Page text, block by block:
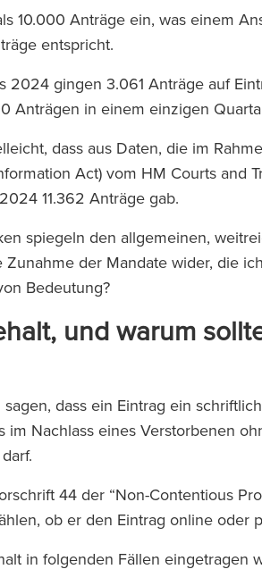
10.000 Anträge ein, was einem
entspricht.
2024 gingen 3.061 Anträge auf
Anträgen in einem einzigen
dass aus Daten, die im
Act) vom HM Courts and
11.362 Anträge gab.
spiegeln den allgemeinen,
der Mandate wider, die
Bedeutung?
und warum
dass ein Eintrag ein
im Nachlass eines Verstorbenen
44 der “Non-Contentious
ob er den Eintrag online oder
in folgenden Fällen eingetragen